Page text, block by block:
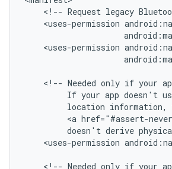
<!-- Request legacy
<uses-permission
<uses-permission
<!-- Needed only if your
If your app doesn't
location information,
<a href="#assert-
doesn't derive
<uses-permission
<!-- Needed only if your